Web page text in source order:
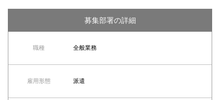
募集部署の詳細
職種 全般業務
雇用形態 派遣